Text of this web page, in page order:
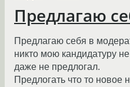
Предлагаю
Предлагаю себя в
никто мою кандидатуру
даже не предлогал.
Предлогать что то новое